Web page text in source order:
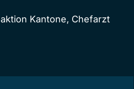
Kantone, Chefarzt